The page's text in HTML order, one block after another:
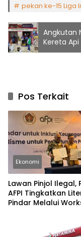
pekan ke-15 Liga
Angkutan
Kereta
Meningkat
Pos Terkait
Ekonomi
Lawan Pinjol Ilegal,
AFPI Tingkatkan
Pindar Melalui